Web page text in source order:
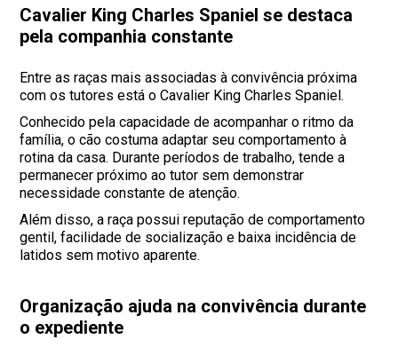
Cavalier King Charles Spaniel se destaca
pela companhia constante
Entre as raças mais associadas à convivência próxima
com os tutores está o Cavalier King Charles Spaniel.
Conhecido pela capacidade de acompanhar o ritmo da
família, o cão costuma adaptar seu comportamento à
rotina da casa. Durante períodos de trabalho, tende a
permanecer próximo ao tutor sem demonstrar
necessidade constante de atenção.
Além disso, a raça possui reputação de comportamento
gentil, facilidade de socialização e baixa incidência de
latidos sem motivo aparente.
Organização ajuda na convivência durante
o expediente